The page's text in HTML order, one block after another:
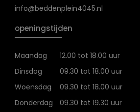
info@beddenplein4045.nl
openingstijden
Maandag
12.00 tot 18.00 uur
Dinsdag
09.30 tot 18.00 uur
Woensdag
09.30 tot 18.00 uur
Donderdag
09.30 tot 19.30 uur